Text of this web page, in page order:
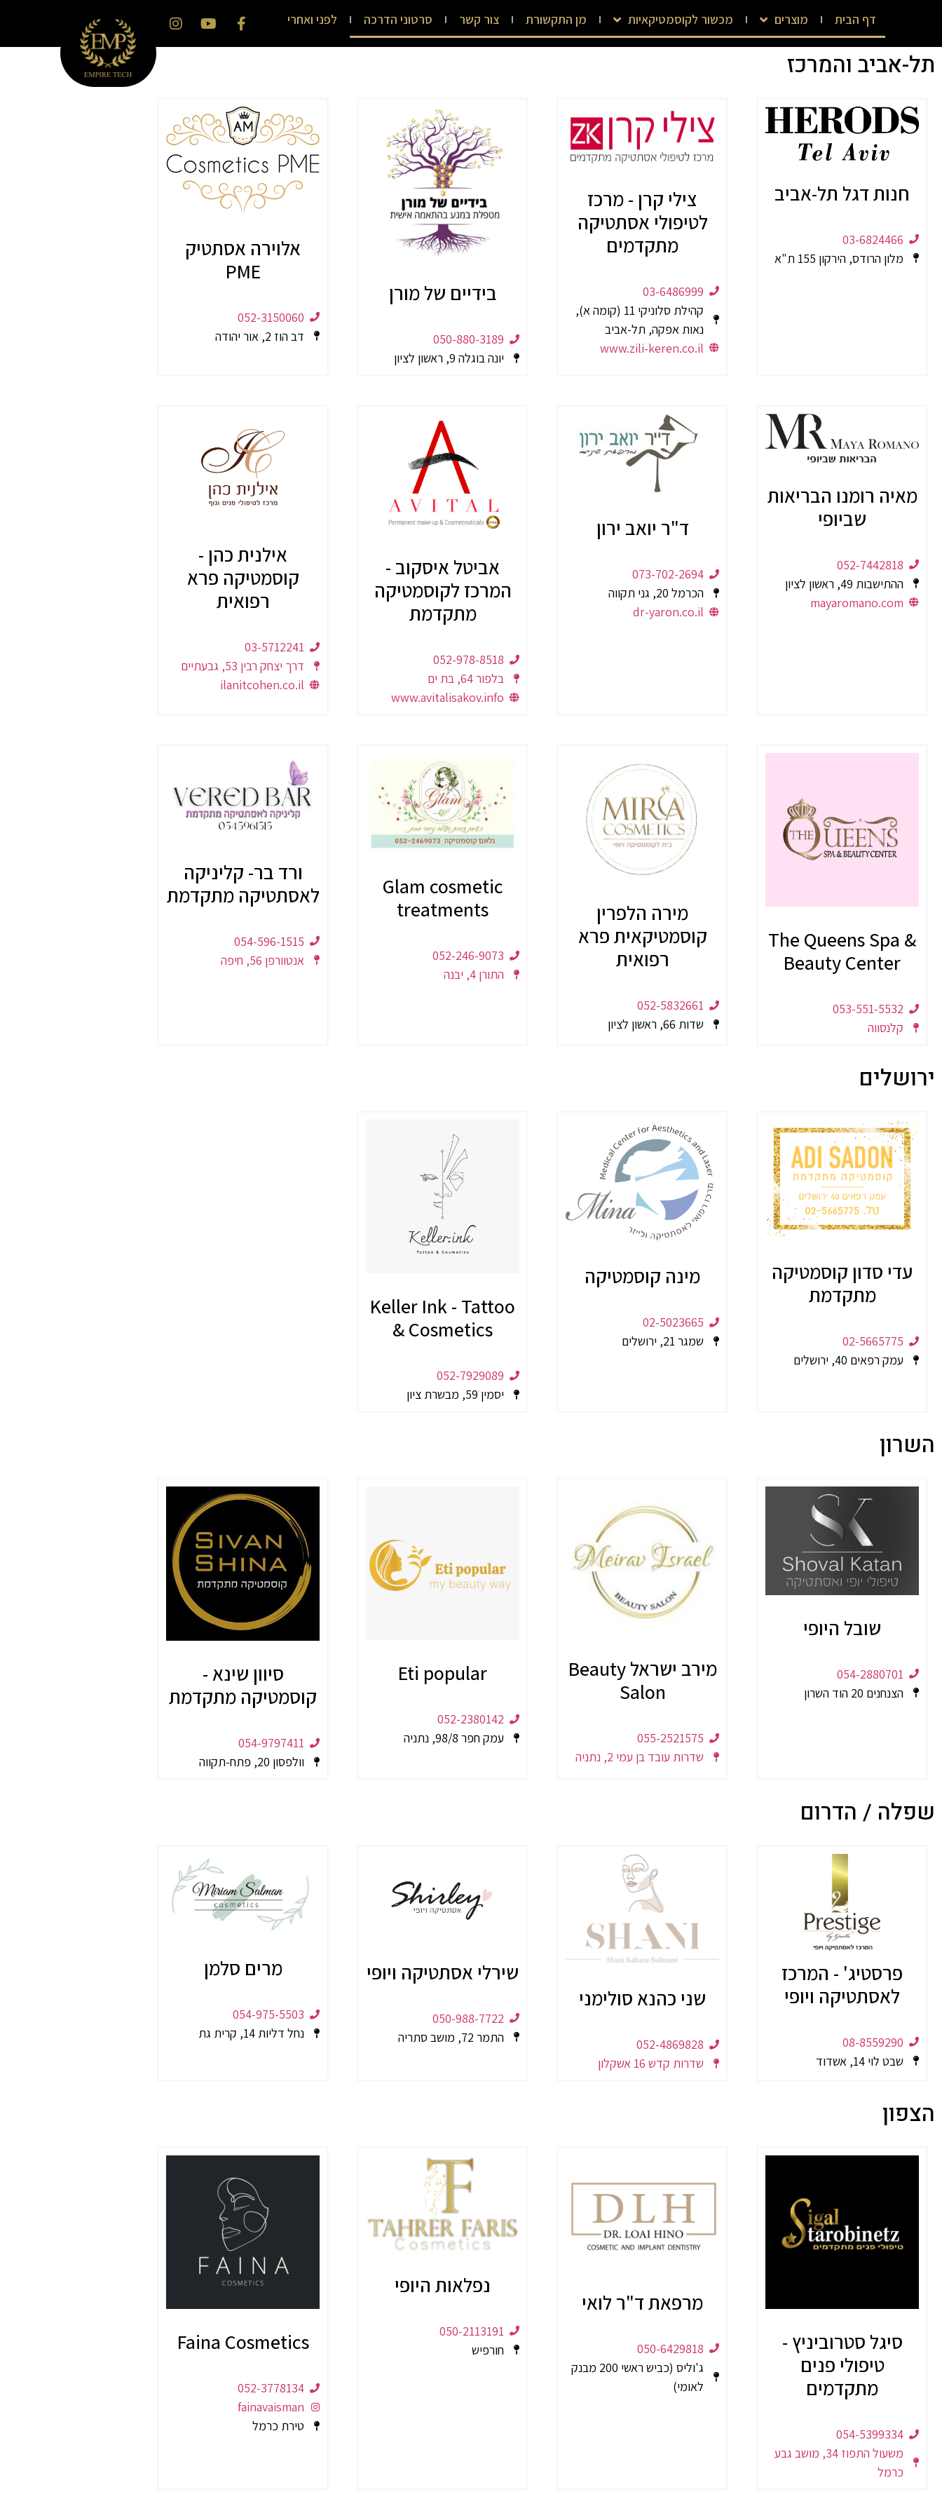
דף הבית מוצרים מכשור לקוסמטיקאיות מן התקשורת צור קשר סרטוני הדרכה לפני ואחרי
תל-אביב והמרכז
חנות דגל תל-אביב
03-6824466
מלון הרודס, הירקון 155 ת"א
צילי קרן - מרכז
לטיפולי אסתטיקה
מתקדמים
03-6486999
קהילת סלוניקי 11 (קומה א),
נאות אפקה, תל-אביב
www.zili-keren.co.il
בידיים של מורן
050-880-3189
יונה בוגלה 9, ראשון לציון
אלוירה אסתטיק
PME
052-3150060
דב הוז 2, אור יהודה
מאיה רומנו הבריאות
שביופי
052-7442818
ההתישבות 49, ראשון לציון
mayaromano.com
ד"ר יואב ירון
073-702-2694
הכרמל 20, גני תקווה
dr-yaron.co.il
אביטל איסקוב -
המרכז לקוסמטיקה
מתקדמת
052-978-8518
בלפור 64, בת ים
www.avitalisakov.info
אילנית כהן -
קוסמטיקה פרא
רפואית
03-5712241
דרך יצחק רבין 53, גבעתיים
ilanitcohen.co.il
The Queens Spa &
Beauty Center
053-551-5532
קלנסווה
מירה הלפרין
קוסמטיקאית פרא
רפואית
052-5832661
שדות 66, ראשון לציון
Glam cosmetic
treatments
052-246-9073
התורן 4, יבנה
ורד בר- קליניקה
לאסתטיקה מתקדמת
054-596-1515
אנטוורפן 56, חיפה
ירושלים
עדי סדון קוסמטיקה
מתקדמת
02-5665775
עמק רפאים 40, ירושלים
מינה קוסמטיקה
02-5023665
שמגר 21, ירושלים
Keller Ink - Tattoo
& Cosmetics
052-7929089
יסמין 59, מבשרת ציון
השרון
שובל היופי
054-2880701
הצנחנים 20 הוד השרון
מירב ישראל Beauty
Salon
055-2521575
שדרות עובד בן עמי 2, נתניה
Eti popular
052-2380142
עמק חפר 98/8, נתניה
סיוון שינא -
קוסמטיקה מתקדמת
054-9797411
וולפסון 20, פתח-תקווה
שפלה / הדרום
פרסטיג' - המרכז
לאסתטיקה ויופי
08-8559290
שבט לוי 14, אשדוד
שני כהנא סולימני
052-4869828
שדרות קדש 16 אשקלון
שירלי אסתטיקה ויופי
050-988-7722
התמר 72, מושב סתריה
מרים סלמן
054-975-5503
נחל דליות 14, קרית גת
הצפון
סיגל סטרוביניץ -
טיפולי פנים
מתקדמים
054-5399334
משעול התפוז 34, מושב גבע
כרמל
מרפאת ד"ר לואי
050-6429818
ג'וליס (כביש ראשי 200 מבנק
לאומי)
נפלאות היופי
050-2113191
חורפיש
Faina Cosmetics
052-3778134
fainavaisman
טירת כרמל